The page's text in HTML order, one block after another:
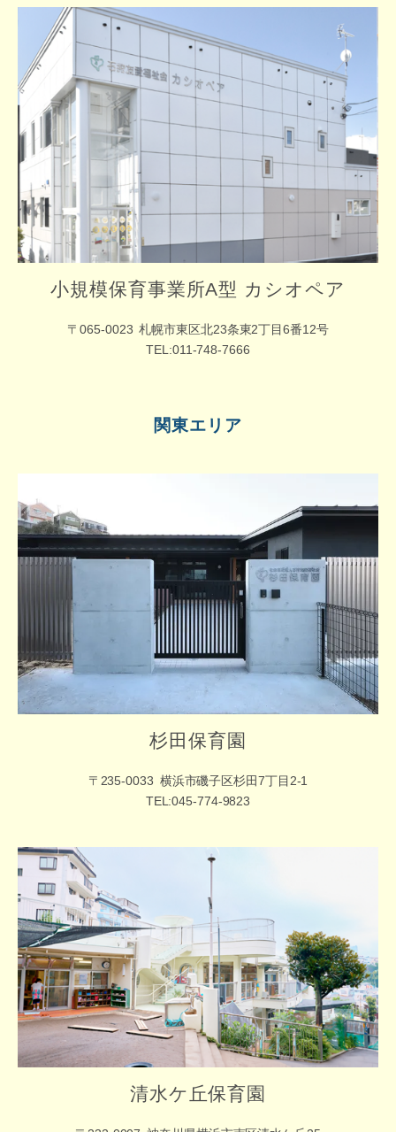
小規模保育事業所A型 カシオペア
〒065-0023 札幌市東区北23条東2丁目6番12号
TEL:011-748-7666
関東エリア
杉田保育園
〒235-0033 横浜市磯子区杉田7丁目2-1
TEL:045-774-9823
清水ケ丘保育園